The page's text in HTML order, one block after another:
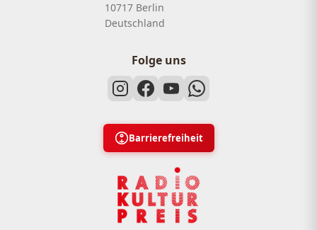
10717 Berlin
Deutschland
Folge uns
Barrierefreiheit